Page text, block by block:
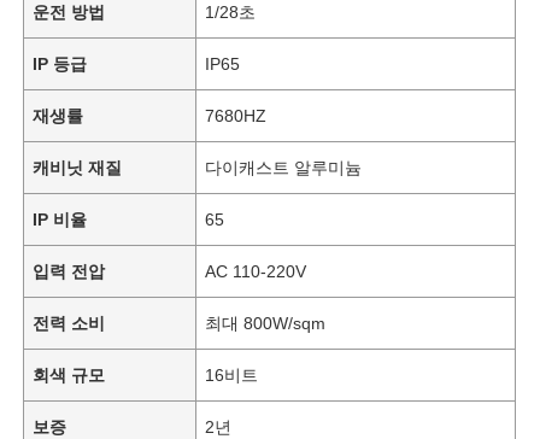
운전 방법 1/28초
IP 등급 IP65
재생률 7680HZ
캐비닛 재질 다이캐스트 알루미늄
IP 비율 65
입력 전압 AC 110-220V
전력 소비 최대 800W/sqm
회색 규모 16비트
보증 2년